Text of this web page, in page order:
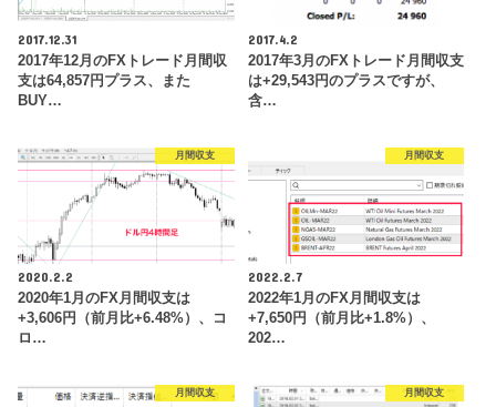
2017.12.31
2017年12月のFXトレード月間収
支は64,857円プラス、また
BUY…
2017.4.2
2017年3月のFXトレード月間収支
は+29,543円のプラスですが、
含…
月間収支
2020.2.2
2020年1月のFX月間収支は
+3,606円（前月比+6.48%）、コ
ロ…
月間収支
2022.2.7
2022年1月のFX月間収支は
+7,650円（前月比+1.8%）、
202…
月間収支 月間収支